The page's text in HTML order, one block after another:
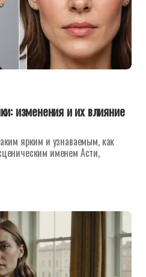
изменения и их влияние
ярким и узнаваемым, как
именем Асти,